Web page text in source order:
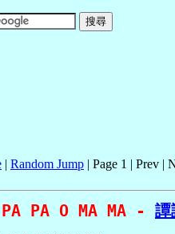
| Random Jump | Page 1 | Prev |
PA PA O MA MA - 譚